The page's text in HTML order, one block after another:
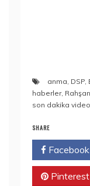
anma DSP
haberler,
son dakika
SHARE
Facebook
Pinterest